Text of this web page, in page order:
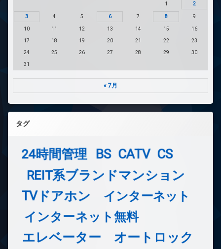
1 2
3 4 5 6 7 8 9
10 11 12 13 14 15 16
17 18 19 20 21 22 23
24 25 26 27 28 29 30
31
« 7月
タグ
24時間管理 BS CATV CS
REIT系ブランドマンション
TVドアホン インターネット
インターネット無料
エレベーター オートロック